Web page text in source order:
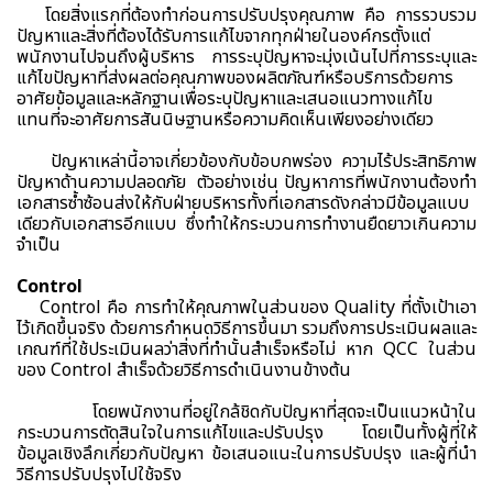
โดยสิ่งแรกที่ต้องทำก่อนการปรับปรุงคุณภาพ คือ การรวบรวม
ปัญหาและสิ่งที่ต้องได้รับการแก้ไขจากทุกฝ่ายในองค์กรตั้งแต่
พนักงานไปจนถึงผู้บริหาร การระบุปัญหาจะมุ่งเน้นไปที่การระบุและ
แก้ไขปัญหาที่ส่งผลต่อคุณภาพของผลิตภัณฑ์หรือบริการด้วยการ
อาศัยข้อมูลและหลักฐานเพื่อระบุปัญหาและเสนอแนวทางแก้ไข
แทนที่จะอาศัยการสันนิษฐานหรือความคิดเห็นเพียงอย่างเดียว
ปัญหาเหล่านี้อาจเกี่ยวข้องกับข้อบกพร่อง ความไร้ประสิทธิภาพ
ปัญหาด้านความปลอดภัย ตัวอย่างเช่น ปัญหาการที่พนักงานต้องทำ
เอกสารซ้ำซ้อนส่งให้กับฝ่ายบริหารทั้งที่เอกสารดังกล่าวมีข้อมูลแบบ
เดียวกับเอกสารอีกแบบ ซึ่งทำให้กระบวนการทำงานยืดยาวเกินความ
จำเป็น
Control
Control คือ การทำให้คุณภาพในส่วนของ Quality ที่ตั้งเป้าเอา
ไว้เกิดขึ้นจริง ด้วยการกำหนดวิธีการขึ้นมา รวมถึงการประเมินผลและ
เกณฑ์ที่ใช้ประเมินผลว่าสิ่งที่ทำนั้นสำเร็จหรือไม่ หาก QCC ในส่วน
ของ Control สำเร็จด้วยวิธีการดำเนินงานข้างต้น
โดยพนักงานที่อยู่ใกล้ชิดกับปัญหาที่สุดจะเป็นแนวหน้าใน
กระบวนการตัดสินใจในการแก้ไขและปรับปรุง โดยเป็นทั้งผู้ที่ให้
ข้อมูลเชิงลึกเกี่ยวกับปัญหา ข้อเสนอแนะในการปรับปรุง และผู้ที่นำ
วิธีการปรับปรุงไปใช้จริง